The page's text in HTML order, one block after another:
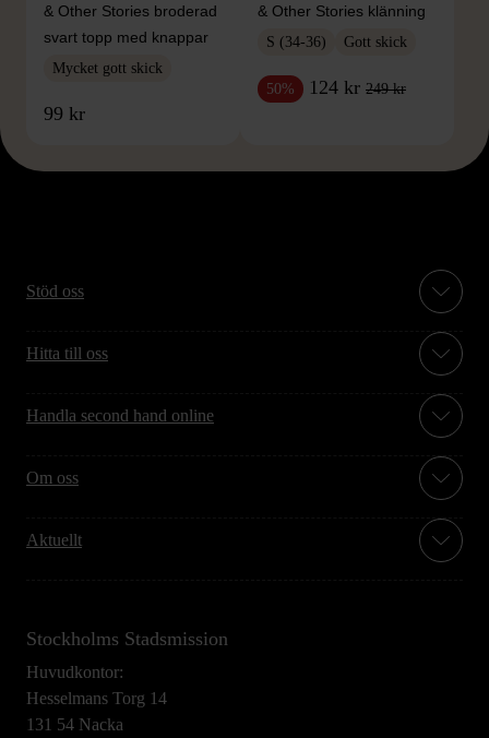
& Other Stories broderad
svart topp med knappar
Mycket gott skick
99 kr
& Other Stories klänning
S (34-36) Gott skick
50% 124 kr 249 kr
Stöd oss
Hitta till oss
Handla second hand online
Om oss
Aktuellt
Stockholms Stadsmission
Huvudkontor:
Hesselmans Torg 14
131 54 Nacka